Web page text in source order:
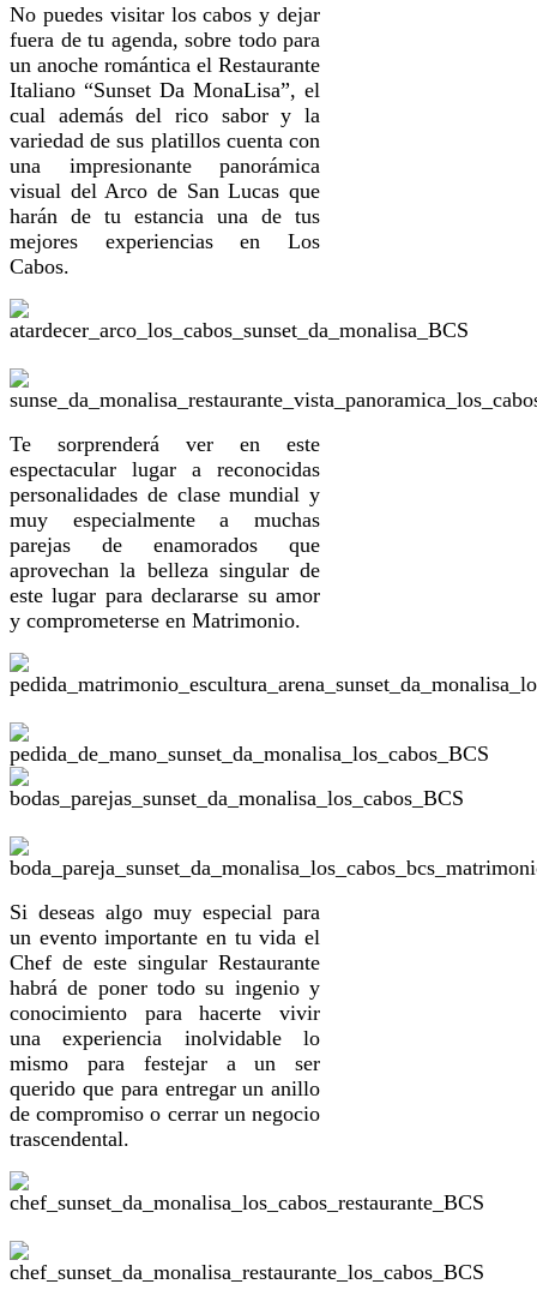
No puedes visitar los cabos y dejar
fuera de tu agenda, sobre todo para
un anoche romántica el Restaurante
Italiano “Sunset Da MonaLisa”, el
cual además del rico sabor y la
variedad de sus platillos cuenta con
una impresionante panorámica
visual del Arco de San Lucas que
harán de tu estancia una de tus
mejores experiencias en Los
Cabos.
Te sorprenderá ver en este
espectacular lugar a reconocidas
personalidades de clase mundial y
muy especialmente a muchas
parejas de enamorados que
aprovechan la belleza singular de
este lugar para declararse su amor
y comprometerse en Matrimonio.
Si deseas algo muy especial para
un evento importante en tu vida el
Chef de este singular Restaurante
habrá de poner todo su ingenio y
conocimiento para hacerte vivir
una experiencia inolvidable lo
mismo para festejar a un ser
querido que para entregar un anillo
de compromiso o cerrar un negocio
trascendental.